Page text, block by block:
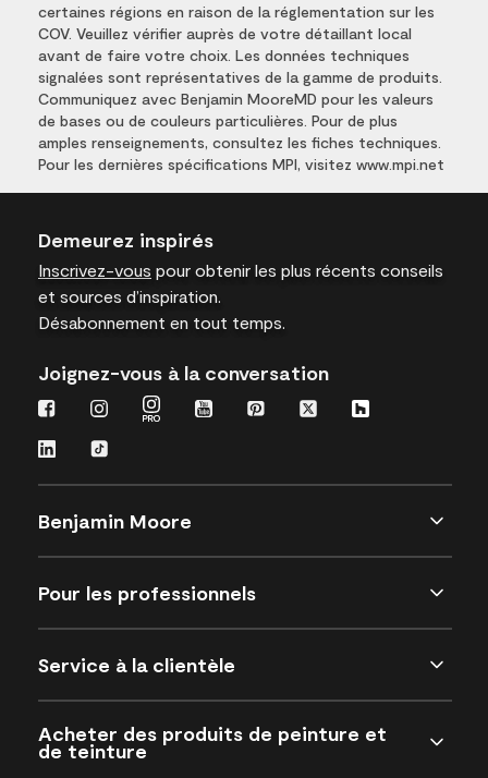
certaines régions en raison de la réglementation sur les
COV. Veuillez vérifier auprès de votre détaillant local
avant de faire votre choix. Les données techniques
signalées sont représentatives de la gamme de produits.
Communiquez avec Benjamin MooreMD pour les valeurs
de bases ou de couleurs particulières. Pour de plus
amples renseignements, consultez les fiches techniques.
Pour les dernières spécifications MPI, visitez www.mpi.net
Demeurez inspirés
Inscrivez-vous pour obtenir les plus récents conseils
et sources d’inspiration.
Désabonnement en tout temps.
Joignez-vous à la conversation
Benjamin Moore
Pour les professionnels
Service à la clientèle
Acheter des produits de peinture et
de teinture